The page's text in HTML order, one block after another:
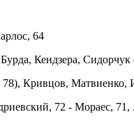
64
Кендзера,
78), Кривцов,
72 - Мораес,